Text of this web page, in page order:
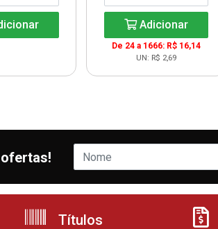
Adicionar
De 24 a 1666: R$ 16,14
UN: R$ 2,69
Títulos